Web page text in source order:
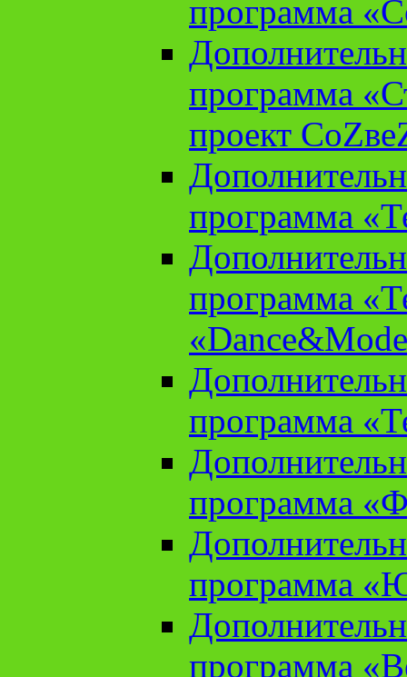
программа
программа
проект
программа
программа
программа
программа
программа
программа